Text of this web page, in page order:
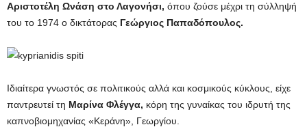
Αριστοτέλη Ωνάση στο Λαγονήσι, όπου ζούσε μέχρι τη σύλληψή
του το 1974 ο δικτάτορας Γεώργιος Παπαδόπουλος.
Ιδιαίτερα γνωστός σε πολιτικούς αλλά και κοσμικούς κύκλους, είχε
παντρευτεί τη Μαρίνα Φλέγγα, κόρη της γυναίκας του ιδρυτή της
καπνοβιομηχανίας «Κεράνη», Γεωργίου.